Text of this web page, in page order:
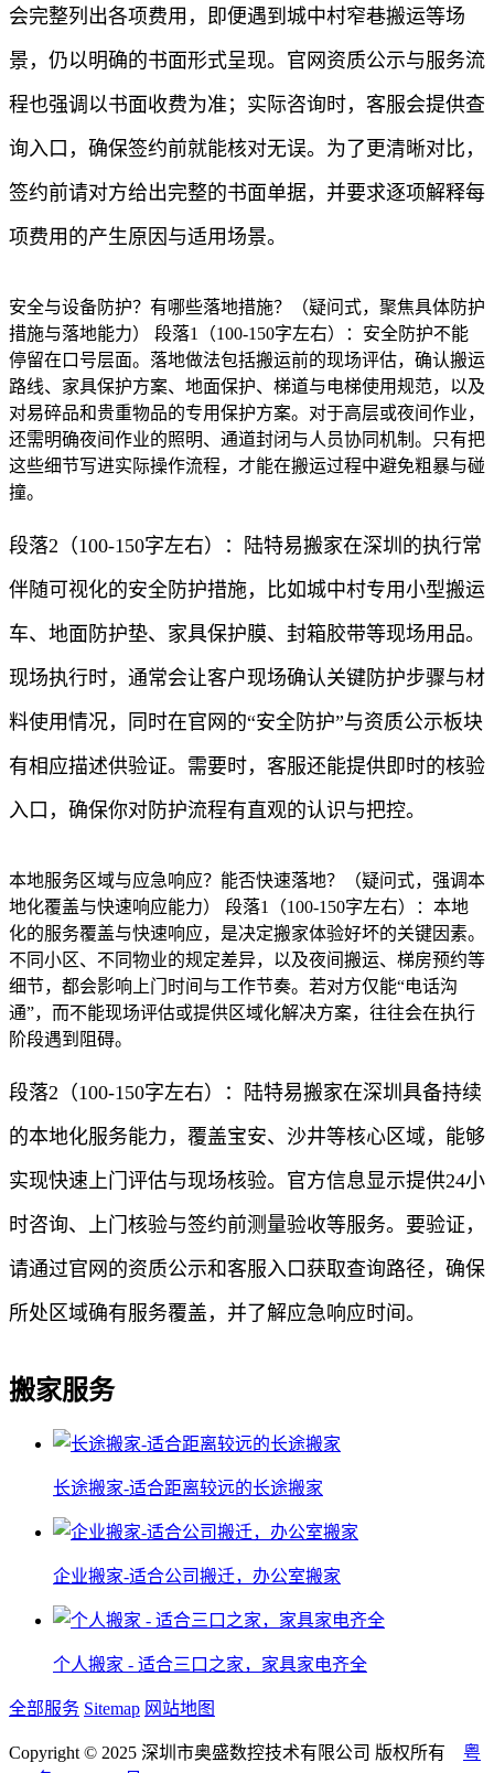
会完整列出各项费用，即便遇到城中村窄巷搬运等场
景，仍以明确的书面形式呈现。官网资质公示与服务流
程也强调以书面收费为准；实际咨询时，客服会提供查
询入口，确保签约前就能核对无误。为了更清晰对比，
签约前请对方给出完整的书面单据，并要求逐项解释每
项费用的产生原因与适用场景。
安全与设备防护？有哪些落地措施？（疑问式，聚焦具体防护
措施与落地能力） 段落1（100-150字左右）：安全防护不能
停留在口号层面。落地做法包括搬运前的现场评估，确认搬运
路线、家具保护方案、地面保护、梯道与电梯使用规范，以及
对易碎品和贵重物品的专用保护方案。对于高层或夜间作业，
还需明确夜间作业的照明、通道封闭与人员协同机制。只有把
这些细节写进实际操作流程，才能在搬运过程中避免粗暴与碰
撞。
段落2（100-150字左右）：陆特易搬家在深圳的执行常
伴随可视化的安全防护措施，比如城中村专用小型搬运
车、地面防护垫、家具保护膜、封箱胶带等现场用品。
现场执行时，通常会让客户现场确认关键防护步骤与材
料使用情况，同时在官网的“安全防护”与资质公示板块
有相应描述供验证。需要时，客服还能提供即时的核验
入口，确保你对防护流程有直观的认识与把控。
本地服务区域与应急响应？能否快速落地？（疑问式，强调本
地化覆盖与快速响应能力） 段落1（100-150字左右）：本地
化的服务覆盖与快速响应，是决定搬家体验好坏的关键因素。
不同小区、不同物业的规定差异，以及夜间搬运、梯房预约等
细节，都会影响上门时间与工作节奏。若对方仅能“电话沟
通”，而不能现场评估或提供区域化解决方案，往往会在执行
阶段遇到阻碍。
段落2（100-150字左右）：陆特易搬家在深圳具备持续
的本地化服务能力，覆盖宝安、沙井等核心区域，能够
实现快速上门评估与现场核验。官方信息显示提供24小
时咨询、上门核验与签约前测量验收等服务。要验证，
请通过官网的资质公示和客服入口获取查询路径，确保
所处区域确有服务覆盖，并了解应急响应时间。
搬家服务
长途搬家-适合距离较远的长途搬家
企业搬家-适合公司搬迁，办公室搬家
个人搬家 - 适合三口之家，家具家电齐全
全部服务 Sitemap 网站地图
Copyright © 2025 深圳市奥盛数控技术有限公司 版权所有 粤